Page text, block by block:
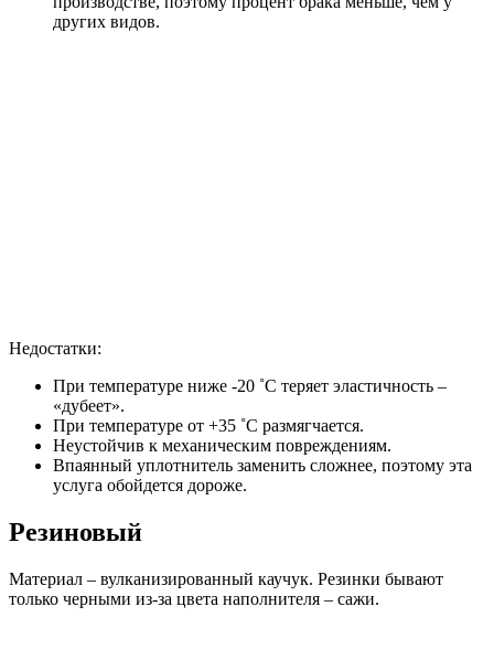
других видов.
Недостатки:
При температуре ниже -20 ˚С теряет эластичность –
«дубеет».
При температуре от +35 ˚С размягчается.
Неустойчив к механическим повреждениям.
Впаянный уплотнитель заменить сложнее, поэтому эта
услуга обойдется дороже.
Резиновый
Материал – вулканизированный каучук. Резинки бывают
только черными из-за цвета наполнителя – сажи.